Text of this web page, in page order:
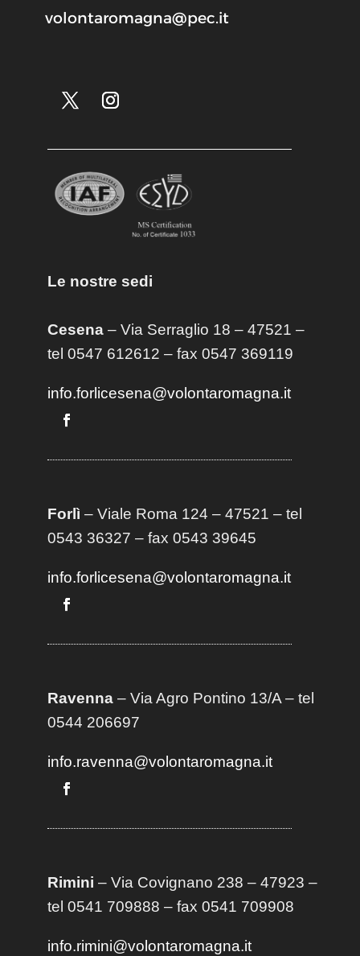
volontaromagna@pec.it
Le nostre sedi
Cesena– Via Serraglio 18 – 47521 –
tel 0547 612612 – fax 0547 369119
info.forlicesena@volontaromagna.it
Forlì – Viale Roma 124 – 47521 – tel
0543 36327 – fax 0543 39645
info.forlicesena@volontaromagna.it
Ravenna– Via Agro Pontino 13/A– tel
0544 206697
info.ravenna@volontaromagna.it
Rimini – Via Covignano 238 – 47923 –
tel 0541 709888 – fax 0541 709908
info.rimini@volontaromagna.it